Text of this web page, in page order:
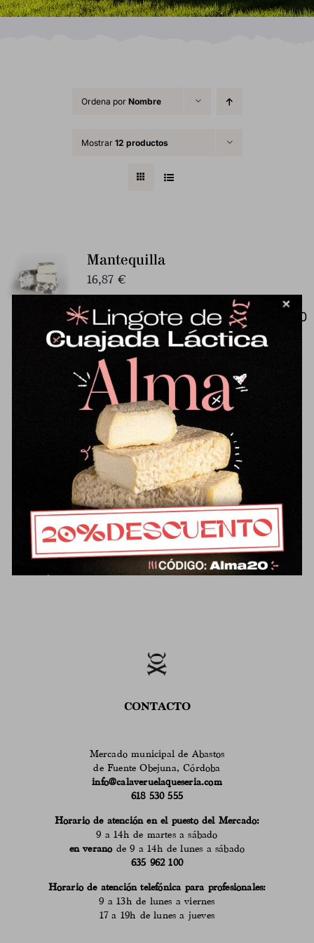
Ordena por Nombre
Mostrar 12 productos
Mantequilla
16,87€
Mantequilla tradicional de oveja (500
g), de sabor muy diferente a lo que
estamos acostumbrados.
Ligeramente salada con flor de sal
de Parque Natural bahía de Cádiz.
Un placer para untar en el pan o
para usar en recetas de cocina o
repostería. Elaborada/o con leche
pasteurizada.Ficha técnica del
producto
CONTACTO
Mercado municipal de Abastos
de Fuente Obejuna, Córdoba
info@calaveruelaqueseria.com
618 530 555
Horario de atención en el puesto del Mercado:
9 a 14h de martes a sábado
en veranode 9 a 14h de lunes a sábado
635 962 100
Horario de atención telefónica para profesionales:
9 a 13h de lunes a viernes
17 a 19h de lunes a jueves